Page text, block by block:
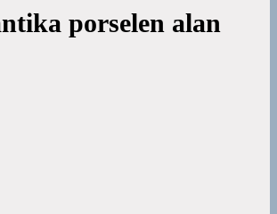
porselen alan